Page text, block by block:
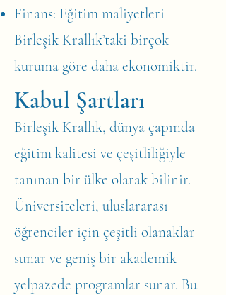
Finans: Eğitim maliyetleri
Birleşik Krallık’taki birçok
kuruma göre daha ekonomiktir.
Kabul Şartları
Birleşik Krallık, dünya çapında
eğitim kalitesi ve çeşitliliğiyle
tanınan bir ülke olarak bilinir.
Üniversiteleri, uluslararası
öğrenciler için çeşitli olanaklar
sunar ve geniş bir akademik
yelpazede programlar sunar. Bu